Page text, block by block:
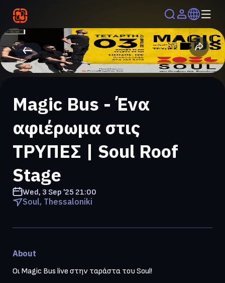
Magic Bus - Ένα
αφιέρωμα στις
ΤΡΥΠΕΣ | Soul Roof
Stage
Wed, 3 Sep '25 21:00
Soul, Thessaloniki
About
Οι Magic Bus live στην ταράστα του Soul!